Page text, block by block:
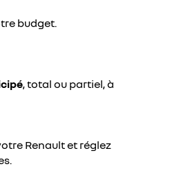
budget.
, total ou partiel, à
Renault et réglez